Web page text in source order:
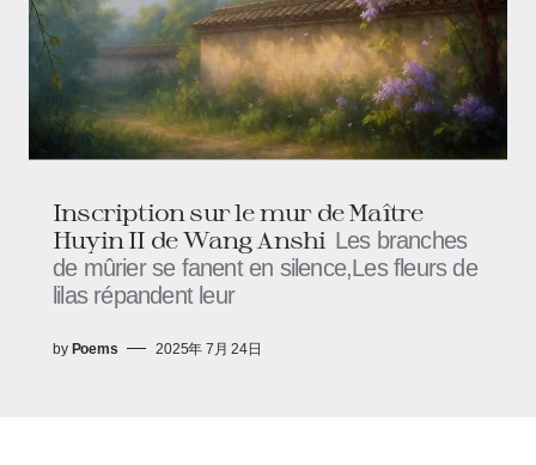
Inscription sur le mur de Maître
Huyin II ​​de Wang Anshi Les branches
de mûrier se fanent en silence,Les fleurs de
lilas répandent leur
by Poems 2025年 7月 24日